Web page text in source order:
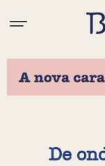
De